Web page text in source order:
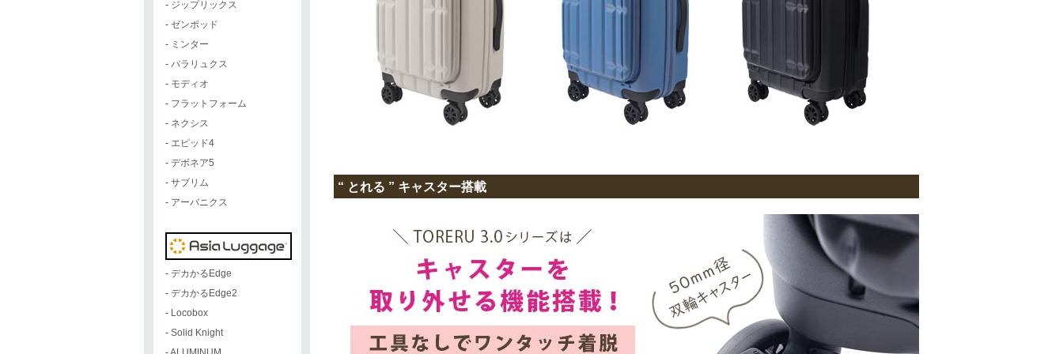
- ジップリックス
- ゼンポッド
- ミンター
- パラリュクス
- モディオ
- フラットフォーム
- ネクシス
- エピッド4
- デボネア5
- サブリム
- アーバニクス
- デカかるEdge
- デカかるEdge2
- Locobox
- Solid Knight
“ とれる ” キャスター搭載